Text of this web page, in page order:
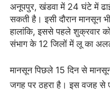
अनूपपुर, खंडवा में 24 घंटे में
सकती है। इसी दौरान मानसून
हालांकि, इससे पहले शुक्रवार
संभाग के 12 जिलों में लू का
मानसून पिछले 15 दिन से
जगह पर ठहरा है। इस वजह से